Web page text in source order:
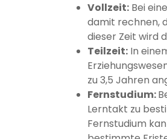
Vollzeit: Bei
damit rechnen,
dieser Zeit wird
Teilzeit: In
zu 3,5 Jahren
Fernstudium:
Lerntakt zu
Fernstudium